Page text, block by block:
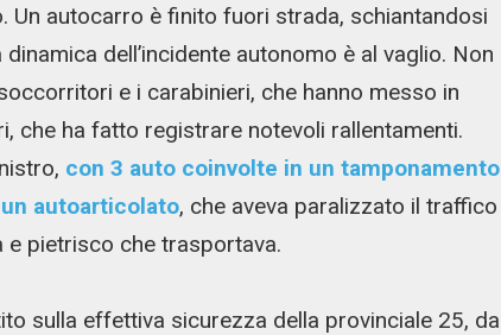
autocarro è finito fuori strada, schiantandosi
dell’incidente autonomo è al vaglio. Non
e i carabinieri, che hanno messo in
che ha fatto registrare notevoli rallentamenti.
con 3 auto coinvolte in un tamponamento
autoarticolato, che aveva paralizzato il traffico
pietrisco che trasportava.
sulla effettiva sicurezza della provinciale 25, da